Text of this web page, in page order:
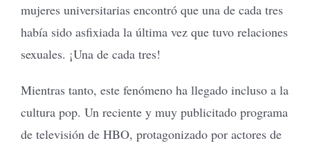
mujeres universitarias encontró que una de cada tres
había sido asfixiada la última vez que tuvo relaciones
sexuales. ¡Una de cada tres!
Mientras tanto, este fenómeno ha llegado incluso a la
cultura pop. Un reciente y muy publicitado programa
de televisión de HBO, protagonizado por actores de